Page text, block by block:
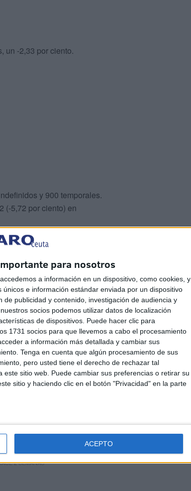
para nosotros
a información en un dispositivo, como cookies, y
e información estándar enviada por un dispositivo
publicidad y contenido, investigación de audiencia y
socios podemos utilizar datos de localización
de dispositivos. Puede hacer clic para
1731 socios para que llevemos a cabo el procesamiento
a información más detallada y cambiar sus
Tenga en cuenta que algún procesamiento de sus
pero usted tiene el derecho de rechazar tal
sitio web. Puede cambiar sus preferencias o retirar su
sitio y haciendo clic en el botón "Privacidad" en la parte
ACEPTO
un -2,33 por ciento.
y 900 temporales.
(-5,72 por ciento) en
militar y pides
de jornada, la
por
alerta del riesgo de
fondos europeos
2 SEMANAS